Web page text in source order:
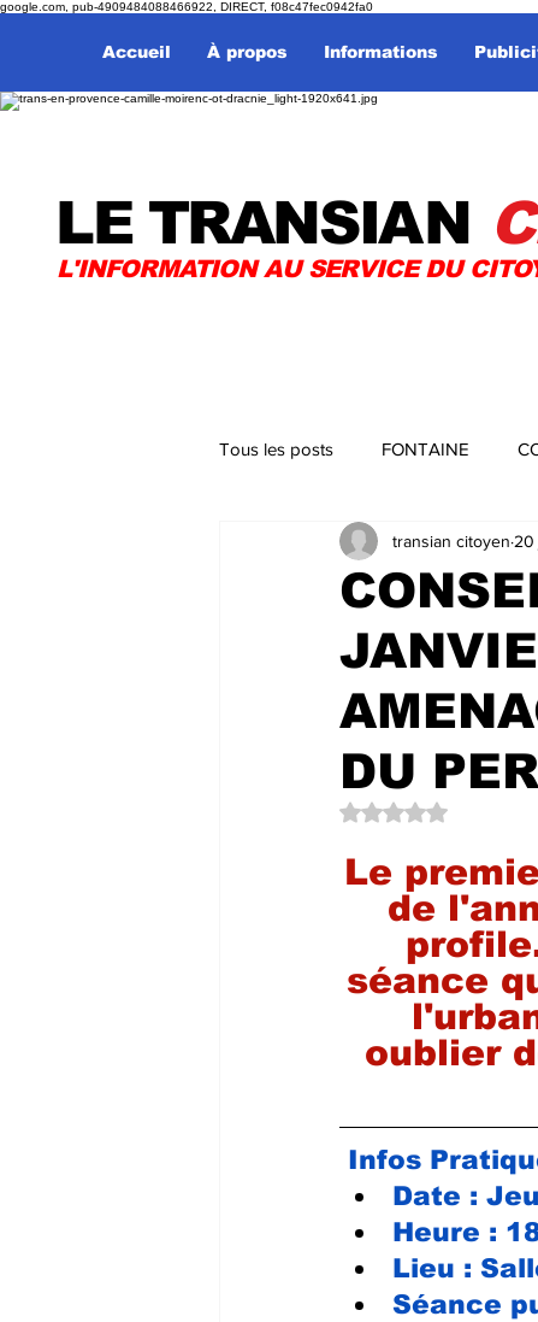
google.com, pub-4909484088466922, DIRECT, f08c47fec0942fa0
Accueil À propos Informations
LE TRANSIAN
L'INFORMATION AU SERVICE DU
Tous les posts FONTAINE
LES COULISSES DE L'HÔTEL
LES LECTEURS NOUS ÉCRIVENT
DU
transian citoyen 20
Noté NaN étoiles
Le
de
séance
oublier
Infos
Date :
Heure :
Lieu :
Séance